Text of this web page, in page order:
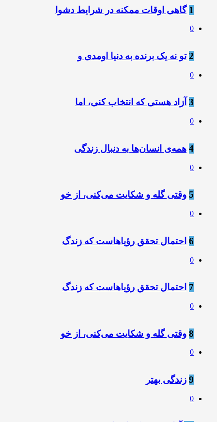
1 گاهی اوقات ممکنه در شرایط دشوا
0
2 تو نه یک برنده به دنیا اومدی و
0
3 آزاد هستی که انتخاب کنی، اما
0
4 همه‌ی انسان‌ها به دنبال زندگی
0
5 وقتی گله و شکایت می‌کنی، از خو
0
6 احتمال تحقق رؤیاهاست که زندگ
0
7 احتمال تحقق رؤیاهاست که زندگ
0
8 وقتی گله و شکایت می‌کنی، از خو
0
9 زندگی بهتر
0